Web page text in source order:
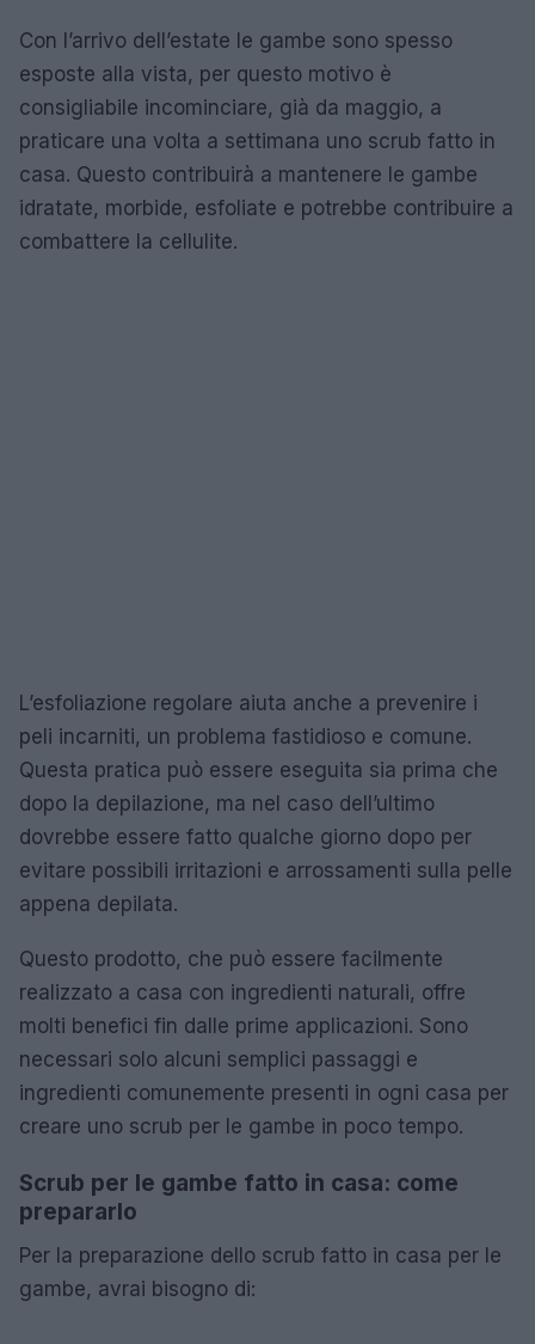
Con l’arrivo dell’estate le gambe sono spesso
esposte alla vista, per questo motivo è
consigliabile incominciare, già da maggio, a
praticare una volta a settimana uno scrub fatto in
casa. Questo contribuirà a mantenere le gambe
idratate, morbide, esfoliate e potrebbe contribuire a
combattere la cellulite.
L’esfoliazione regolare aiuta anche a prevenire i
peli incarniti, un problema fastidioso e comune.
Questa pratica può essere eseguita sia prima che
dopo la depilazione, ma nel caso dell’ultimo
dovrebbe essere fatto qualche giorno dopo per
evitare possibili irritazioni e arrossamenti sulla pelle
appena depilata.
Questo prodotto, che può essere facilmente
realizzato a casa con ingredienti naturali, offre
molti benefici fin dalle prime applicazioni. Sono
necessari solo alcuni semplici passaggi e
ingredienti comunemente presenti in ogni casa per
creare uno scrub per le gambe in poco tempo.
Scrub per le gambe fatto in casa: come
prepararlo
Per la preparazione dello scrub fatto in casa per le
gambe, avrai bisogno di: